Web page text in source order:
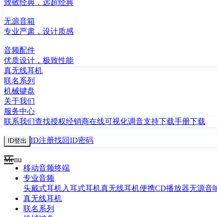
致敬经典，远超经典
无源音箱
专业严肃，设计质感
音频配件
优质设计，极致性能
真无线耳机
联名系列
机械键盘
关于我们
服务中心
联系我们查找授权经销商在线可视化调音支持下载手册下载
ID登出 ID注册找回ID密码
Menu
移动音频终端
专业音频
头戴式耳机入耳式耳机真无线耳机便携CD播放器无源音
真无线耳机
联名系列